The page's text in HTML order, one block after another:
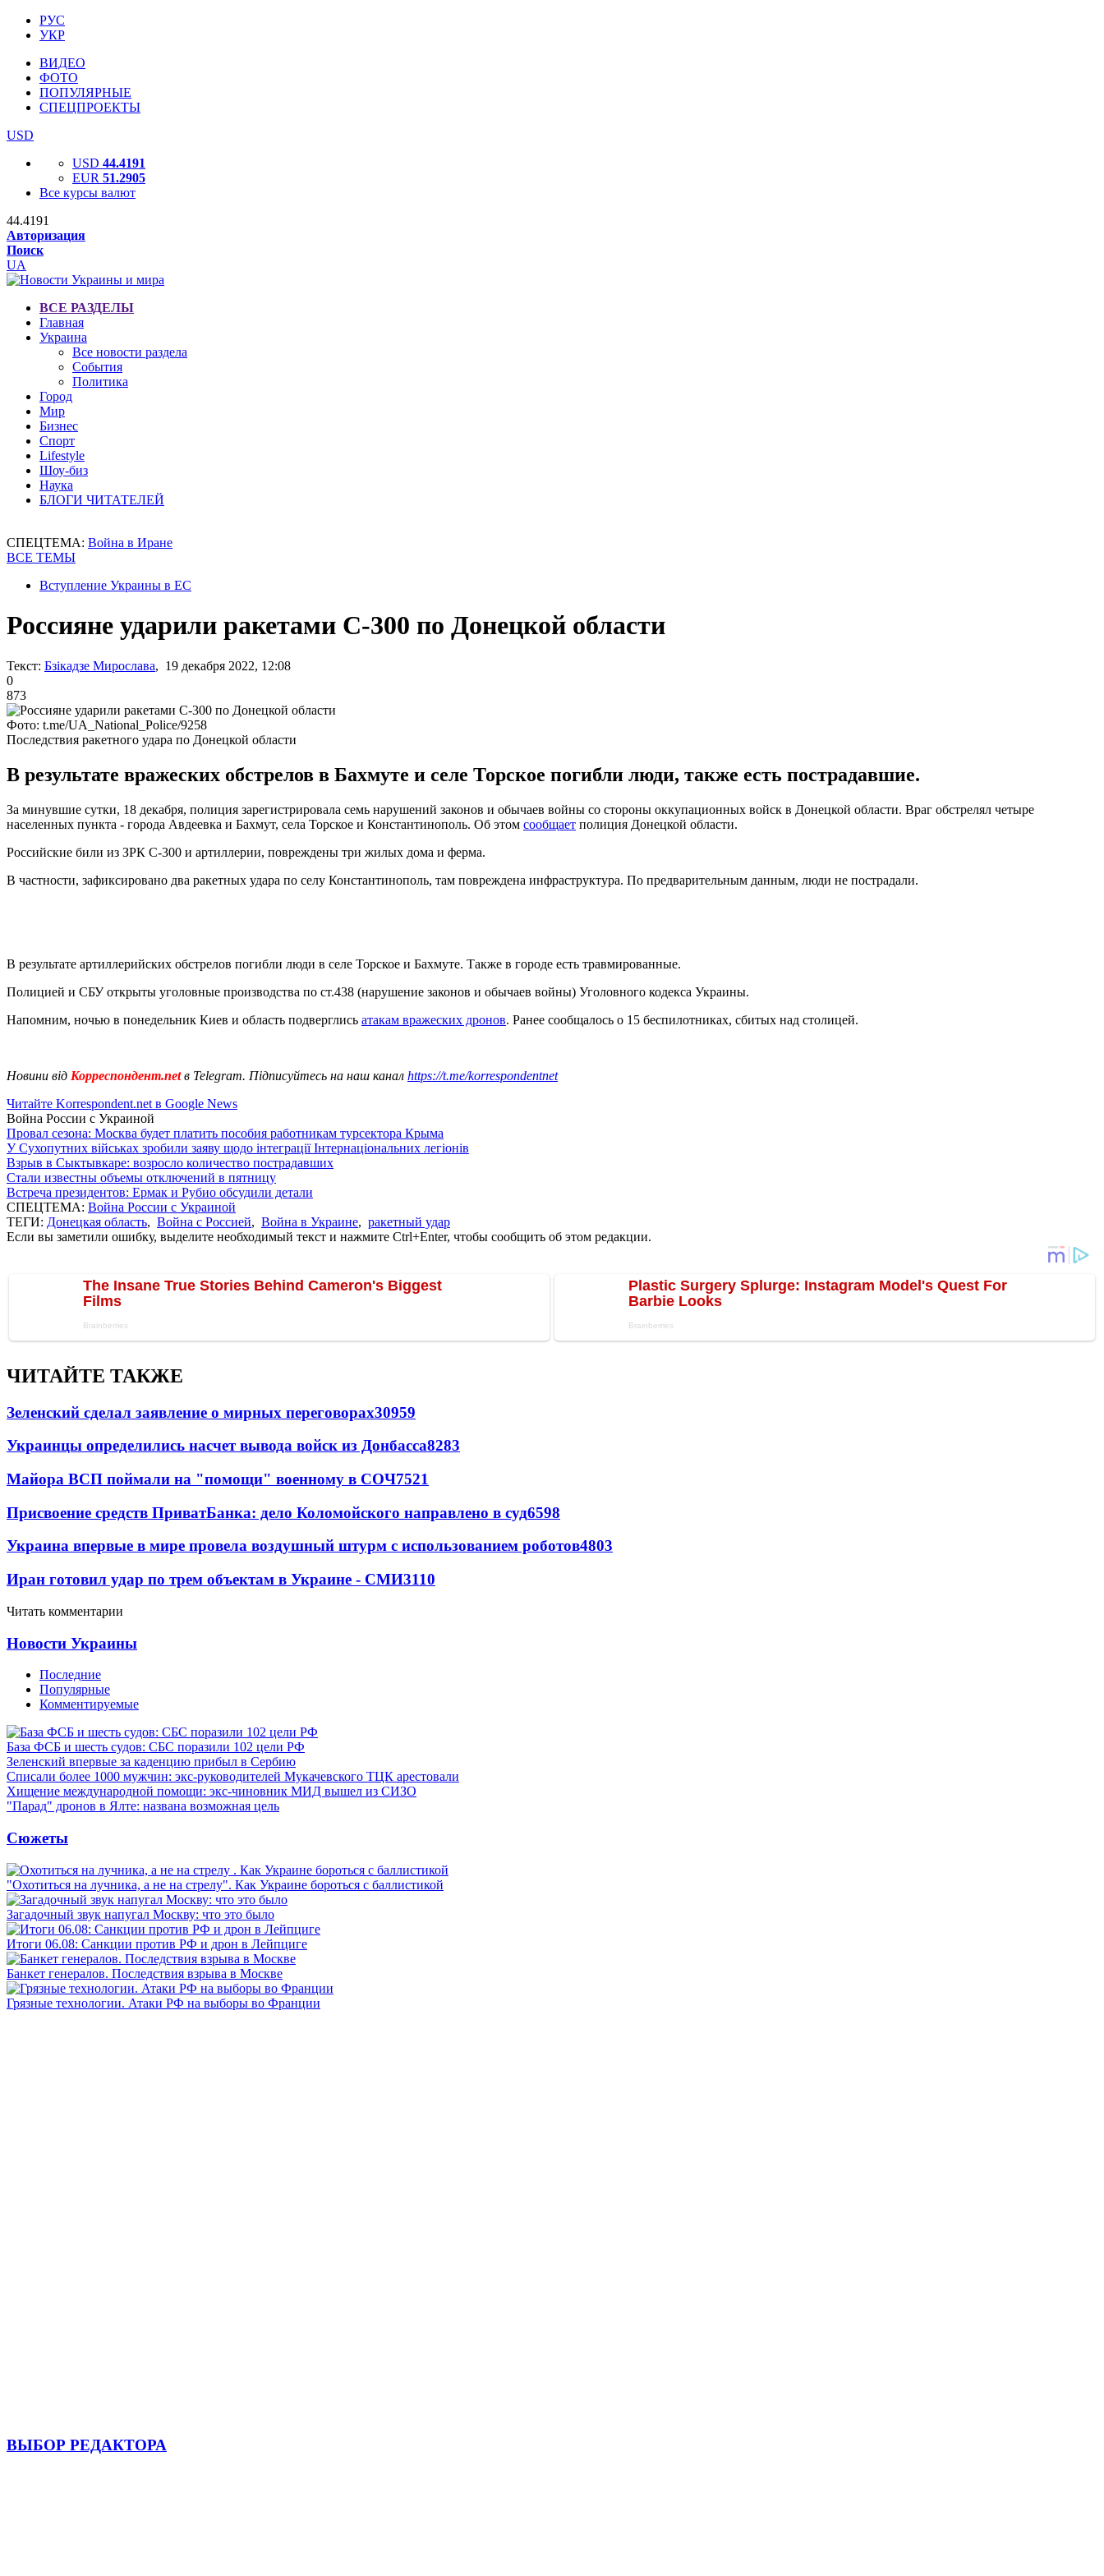
РУС
УКР
ВИДЕО
ФОТО
ПОПУЛЯРНЫЕ
СПЕЦПРОЕКТЫ
USD
USD 44.4191
EUR 51.2905
Все курсы валют
44.4191
Авторизация
Поиск
UA
ВСЕ РАЗДЕЛЫ
Главная
Украина
Все новости раздела
События
Политика
Город
Мир
Бизнес
Спорт
Lifestyle
Шоу-биз
Наука
БЛОГИ ЧИТАТЕЛЕЙ
СПЕЦТЕМА: Война в Иране
ВСЕ ТЕМЫ
Вступление Украины в ЕС
Россияне ударили ракетами С-300 по Донецкой области
Текст: Бзікадзе Мирослава, 19 декабря 2022, 12:08
0
873
Фото: t.me/UA_National_Police/9258
Последствия ракетного удара по Донецкой области
В результате вражеских обстрелов в Бахмуте и селе Торское погибли люди, также есть пострадавшие.
За минувшие сутки, 18 декабря, полиция зарегистрировала семь нарушений законов и обычаев войны со стороны оккупационных войск в Донецкой области. Враг обстрелял четыре
населенных пункта - города Авдеевка и Бахмут, села Торское и Константинополь. Об этом сообщает полиция Донецкой области.
Российские били из ЗРК С-300 и артиллерии, повреждены три жилых дома и ферма.
В частности, зафиксировано два ракетных удара по селу Константинополь, там повреждена инфраструктура. По предварительным данным, люди не пострадали.
В результате артиллерийских обстрелов погибли люди в селе Торское и Бахмуте. Также в городе есть травмированные.
Полицией и СБУ открыты уголовные производства по ст.438 (нарушение законов и обычаев войны) Уголовного кодекса Украины.
Напомним, ночью в понедельник Киев и область подверглись атакам вражеских дронов. Ранее сообщалось о 15 беспилотниках, сбитых над столицей.
Новини від Корреспондент.netв Telegram. Підписуйтесь на наш канал https://t.me/korrespondentnet
Читайте Korrespondent.net в Google News
Война России с Украиной
Провал сезона: Москва будет платить пособия работникам турсектора Крыма
У Сухопутних військах зробили заяву щодо інтеграції Інтернаціональних легіонів
Взрыв в Сыктывкаре: возросло количество пострадавших
Стали известны объемы отключений в пятницу
Встреча президентов: Ермак и Рубио обсудили детали
СПЕЦТЕМА: Война России с Украиной
ТЕГИ: Донецкая область, Война с Россией, Война в Украине, ракетный удар
Если вы заметили ошибку, выделите необходимый текст и нажмите Ctrl+Enter, чтобы сообщить об этом редакции.
ЧИТАЙТЕ ТАКЖЕ
Зеленский сделал заявление о мирных переговорах30959
Украинцы определились насчет вывода войск из Донбасса8283
Майора ВСП поймали на "помощи" военному в СОЧ7521
Присвоение средств ПриватБанка: дело Коломойского направлено в суд6598
Украина впервые в мире провела воздушный штурм с использованием роботов4803
Иран готовил удар по трем объектам в Украине - СМИ3110
Читать комментарии
Новости Украины
Последние
Популярные
Комментируемые
База ФСБ и шесть судов: СБС поразили 102 цели РФ
Зеленский впервые за каденцию прибыл в Сербию
Списали более 1000 мужчин: экс-руководителей Мукачевского ТЦК арестовали
Хищение международной помощи: экс-чиновник МИД вышел из СИЗО
"Парад" дронов в Ялте: названа возможная цель
Сюжеты
"Охотиться на лучника, а не на стрелу". Как Украине бороться с баллистикой
Загадочный звук напугал Москву: что это было
Итоги 06.08: Санкции против РФ и дрон в Лейпциге
Банкет генералов. Последствия взрыва в Москве
Грязные технологии. Атаки РФ на выборы во Франции
ВЫБОР РЕДАКТОРА